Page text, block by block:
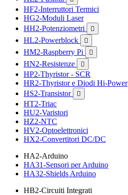
HF2-Interruttori Termici
HG2-Moduli Laser
HH2-Potenziometri

HL2-Powerblock 
HM2-Raspberry Pi 
HN2-Resistenze 
HP2-Thyristor - SCR
HR2-Thyristor e Diodi Hi-Power
HS2-Transistor

HT2-Triac
HU2-Varistori
HZ2-NTC
HV2-Optoelettronici
HX2-Convertitori DC/DC
HA2-Arduino
HA31-Sensori per Arduino
HA32-Shields Arduino
HB2-Circuiti Integrati